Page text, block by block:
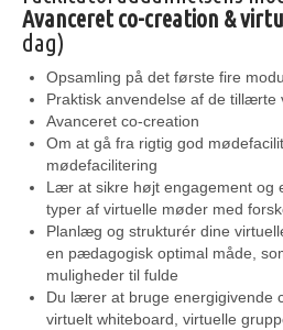
Avanceret co-creation &
dag)
Opsamling på det første fire
Praktisk anvendelse af de
Avanceret co-creation
Om at gå fra rigtig god
mødefacilitering
Lær at sikre højt engagement og
typer af virtuelle møder med
Planlæg og strukturér dine
en pædagogisk optimal måde,
muligheder til fulde
Du lærer at bruge energigivende
virtuelt whiteboard, virtuelle